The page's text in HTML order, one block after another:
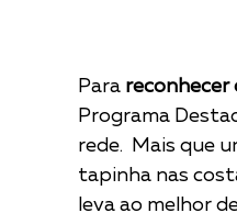
Para reconhecer
Programa
rede.  Mais que
tapinha nas
leva ao melhor